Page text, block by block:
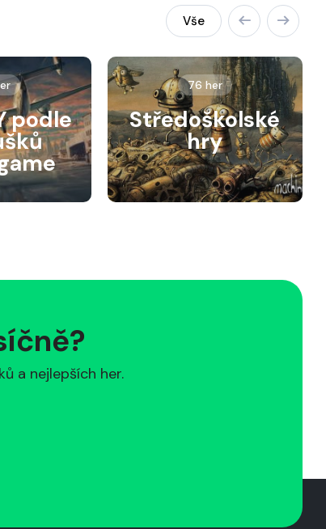
Vše
podle
76 her
Středoškolské
hry
a nejlepších her.